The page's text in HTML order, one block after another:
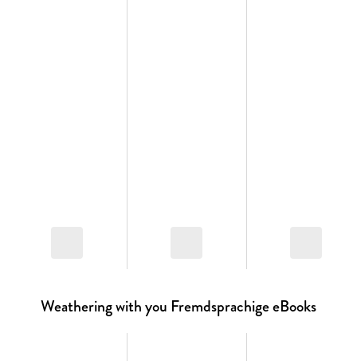
Weathering with you Fremdsprachige eBooks